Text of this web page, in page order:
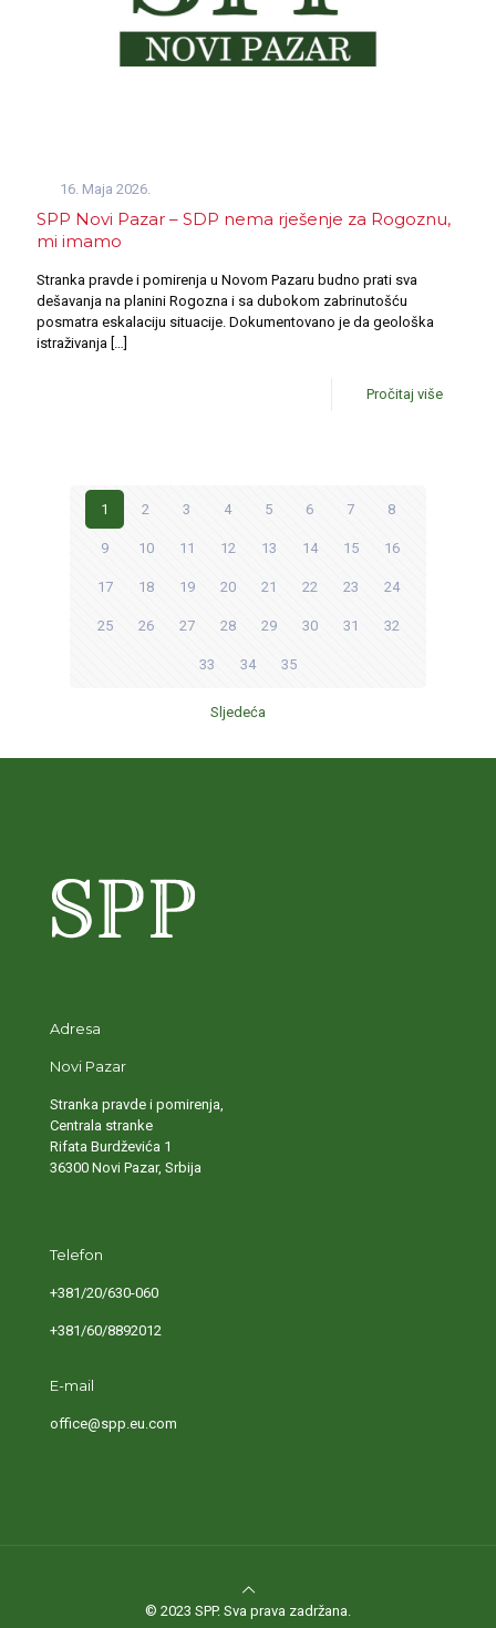
16. Maja 2026.
SPP Novi Pazar – SDP nema rješenje za Rogoznu,
mi imamo
Stranka pravde i pomirenja u Novom Pazaru budno prati sva
dešavanja na planini Rogozna i sa dubokom zabrinutošću
posmatra eskalaciju situacije. Dokumentovano je da geološka
istraživanja […]
Pročitaj više
1 2 3 4 5 6 7 8
9 10 11 12 13 14 15 16
17 18 19 20 21 22 23 24
25 26 27 28 29 30 31 32
33 34 35
Sljedeća
Adresa
Novi Pazar
Stranka pravde i pomirenja,
Centrala stranke
Rifata Burdževića 1
36300 Novi Pazar, Srbija
Telefon
+381/20/630-060
+381/60/8892012
E-mail
office@spp.eu.com
© 2023 SPP. Sva prava zadržana.